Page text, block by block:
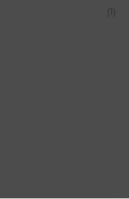
(1)